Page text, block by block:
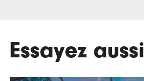
Essayez aussi